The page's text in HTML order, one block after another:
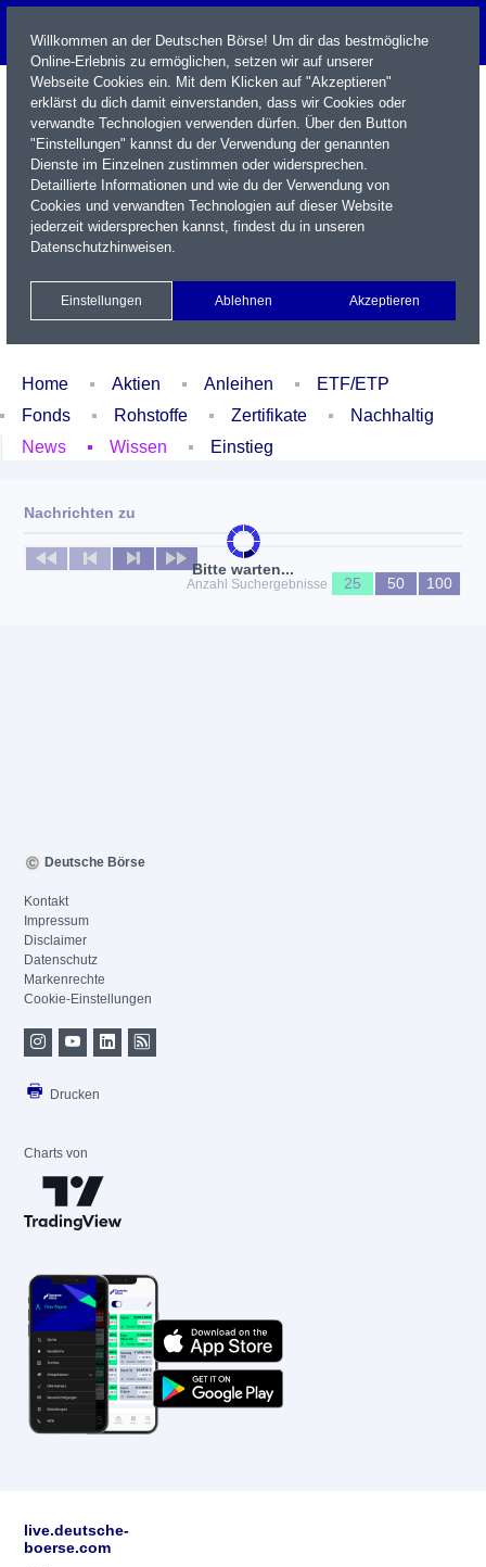
Name / WKN / ISIN / Kürzel
Xetra Realtime
Watchlist Portfolio Login
Home Aktien Anleihen
ETF/ETP
Fonds
Rohstoffe Zertifikate
Nachhaltig
News
Wissen Einstieg
Bitte warten...
Nachrichten zu
Keine News verfügbar
Anzahl Suchergebnisse
25 50 100
Willkommen an der Deutschen Börse! Um dir das bestmögliche
Online-Erlebnis zu ermöglichen, setzen wir auf unserer
Webseite Cookies ein. Mit dem Klicken auf "Akzeptieren"
erklärst du dich damit einverstanden, dass wir Cookies oder
verwandte Technologien verwenden dürfen. Über den Button
"Einstellungen" kannst du der Verwendung der genannten
Dienste im Einzelnen zustimmen oder widersprechen.
Detaillierte Informationen und wie du der Verwendung von
Cookies und verwandten Technologien auf dieser Website
jederzeit widersprechen kannst, findest du in unseren
Datenschutzhinweisen.
Einstellungen Ablehnen Akzeptieren
Deutsche Börse
Kontakt
Impressum
Disclaimer
Datenschutz
Markenrechte
Cookie-Einstellungen
Drucken
Charts von
live.deutsche-
boerse.com